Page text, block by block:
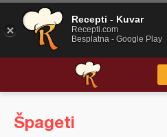
Špageti
Recepti - Kuvar
Recepti.com
Besplatna - Google Play